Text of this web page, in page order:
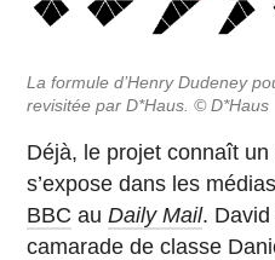
La formule d’Henry Dudeney
revisitée par D*Haus. © D*Haus
Déjà, le projet connaît
s’expose dans les
BBC auDaily Mail. David
camarade de classe